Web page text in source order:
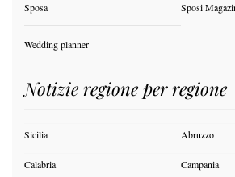
Sposa Sposi
Wedding planner
Notizie regione per regione
Sicilia Abruzzo
Calabria Campania